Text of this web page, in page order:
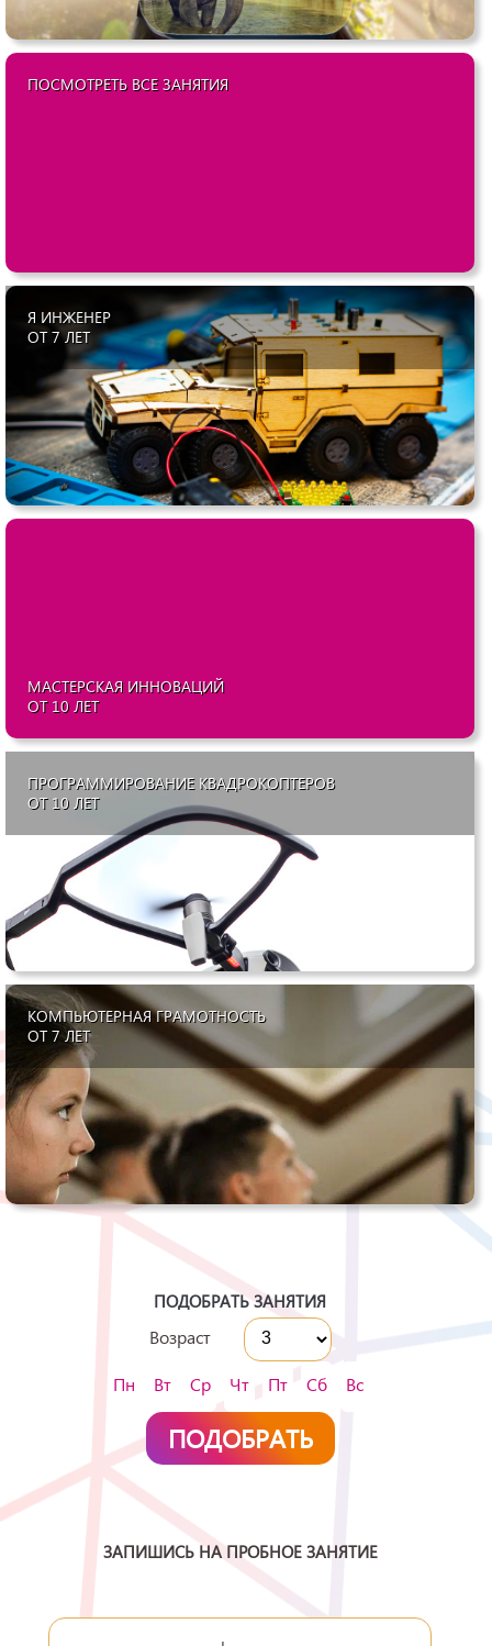
ПОСМОТРЕТЬ ВСЕ ЗАНЯТИЯ
Я ИНЖЕНЕР
ОТ 7 ЛЕТ
МАСТЕРСКАЯ ИННОВАЦИЙ
ОТ 10 ЛЕТ
ПРОГРАММИРОВАНИЕ КВАДРОКОПТЕРОВ
ОТ 10 ЛЕТ
КОМПЬЮТЕРНАЯ ГРАМОТНОСТЬ
ОТ 7 ЛЕТ
ПОДОБРАТЬ ЗАНЯТИЯ
Возраст
Пн Вт Ср Чт Пт Сб Вс
ЗАПИШИСЬ НА ПРОБНОЕ ЗАНЯТИЕ